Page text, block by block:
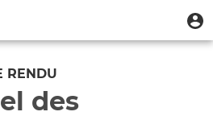
contenu
RENDU
des